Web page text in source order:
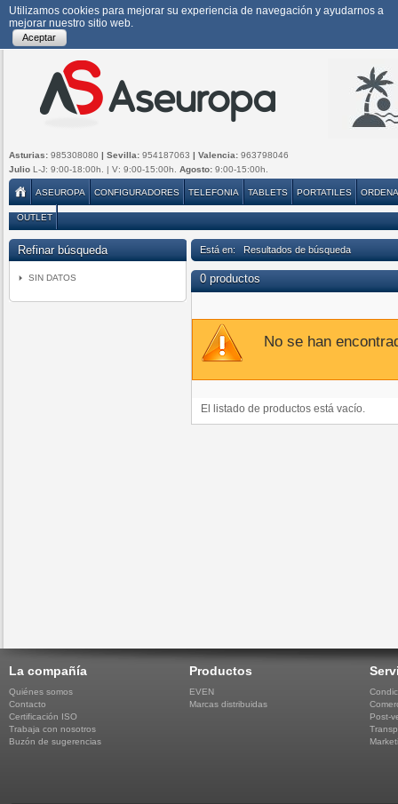
Utilizamos cookies para mejorar su experiencia de navegación y ayudarnos a
mejorar nuestro sitio web.
Aceptar
Asturias: 985308080 | Sevilla: 954187063 | Valencia: 963798046
Julio L-J: 9:00-18:00h. | V: 9:00-15:00h. Agosto: 9:00-15:00h.
ASEUROPA CONFIGURADORES TELEFONIA TABLETS PORTATILES
OUTLET
Refinar búsqueda
SIN DATOS
Está en: Resultados de búsqueda
0 productos
No se han
El listado de productos está vacío.
La compañía
Quiénes somos
Contacto
Certificación ISO
Trabaja con nosotros
Buzón de sugerencias
Productos
EVEN
Marcas distribuidas
Post-